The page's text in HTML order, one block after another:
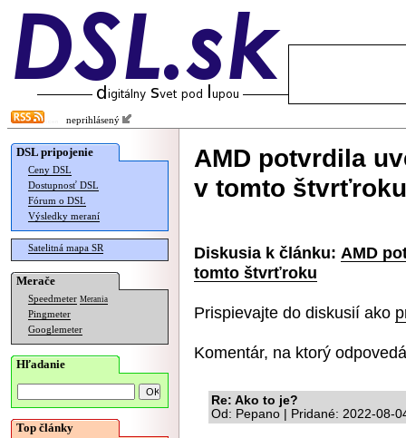
neprihlásený
DSL pripojenie
Ceny DSL
Dostupnosť DSL
Fórum o DSL
Výsledky meraní
Satelitná mapa SR
Merače
Speedmeter Merania
Pingmeter
Googlemeter
Hľadanie
Top články
AMD potvrdila
v tomto štvrťroku
Diskusia k článku: AMD
tomto štvrťroku
Prispievajte do diskusií ako
Komentár, na ktorý
Re: Ako to je?
Od: Pepano | Pridané: 2022-08-